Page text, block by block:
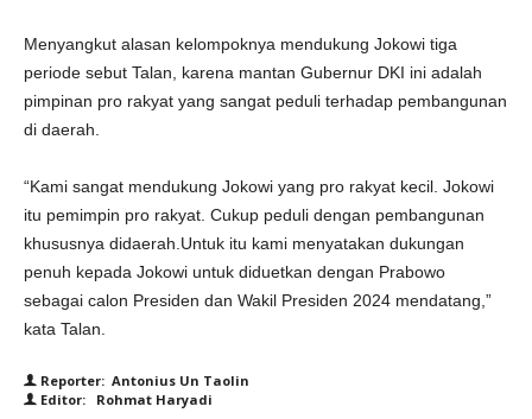
Menyangkut alasan kelompoknya mendukung Jokowi tiga
periode sebut Talan, karena mantan Gubernur DKI ini adalah
pimpinan pro rakyat yang sangat peduli terhadap pembangunan
di daerah.
“Kami sangat mendukung Jokowi yang pro rakyat kecil. Jokowi
itu pemimpin pro rakyat. Cukup peduli dengan pembangunan
khususnya didaerah.Untuk itu kami menyatakan dukungan
penuh kepada Jokowi untuk diduetkan dengan Prabowo
sebagai calon Presiden dan Wakil Presiden 2024 mendatang,”
kata Talan.
Reporter: Antonius Un Taolin
Editor: Rohmat Haryadi